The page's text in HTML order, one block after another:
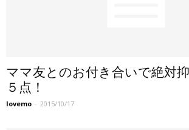
ママ友とのお付き合いで絶対
５点！
lovemo - 2015/10/17